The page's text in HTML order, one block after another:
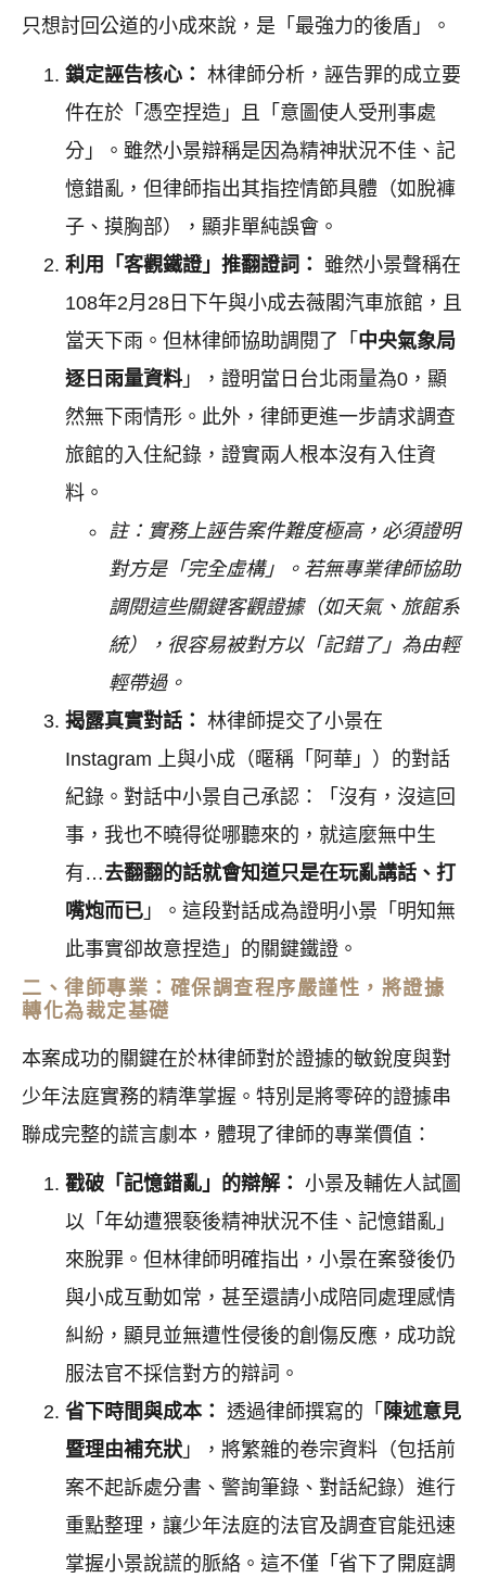
只想討回公道的小成來說，是「最強力的後盾」。
鎖定誣告核心： 林律師分析，誣告罪的成立要
件在於「憑空捏造」且「意圖使人受刑事處
分」。雖然小景辯稱是因為精神狀況不佳、記
憶錯亂，但律師指出其指控情節具體（如脫褲
子、摸胸部），顯非單純誤會。
利用「客觀鐵證」推翻證詞：
雖然小景聲稱在
108年2月28日下午與小成去薇閣汽車旅館，且
當天下雨。但林律師協助調閱了「 中央氣象局
逐日雨量資料」，證明當日台北雨量為0，顯
然無下雨情形。此外，律師更進一步請求調查
旅館的入住紀錄，證實兩人根本沒有入住資
料。
註：實務上誣告案件難度極高，必須證明
對方是「完全虛構」。若無專業律師協助
調閱這些關鍵客觀證據（如天氣、旅館系
統），很容易被對方以「記錯了」為由輕
輕帶過。
揭露真實對話： 林律師提交了小景在
Instagram 上與小成（暱稱「阿華」）的對話
紀錄。對話中小景自己承認：「沒有，沒這回
事，我也不曉得從哪聽來的，就這麼無中生
有…去翻翻的話就會知道只是在玩亂講話、打
嘴炮而已 」。這段對話成為證明小景「明知無
此事實卻故意捏造」的關鍵鐵證。
二、律師專業：確保調查程序嚴謹性，將證據
轉化為裁定基礎
本案成功的關鍵在於林律師對於證據的敏銳度與對
少年法庭實務的精準掌握。特別是將零碎的證據串
聯成完整的謊言劇本，體現了律師的專業價值：
戳破「記憶錯亂」的辯解： 小景及輔佐人試圖
以「年幼遭猥褻後精神狀況不佳、記憶錯亂」
來脫罪。但林律師明確指出，小景在案發後仍
與小成互動如常，甚至還請小成陪同處理感情
糾紛，顯見並無遭性侵後的創傷反應，成功說
服法官不採信對方的辯詞。
省下時間與成本： 透過律師撰寫的「 陳述意見
暨理由補充狀 」，將繁雜的卷宗資料（包括前
案不起訴處分書、警詢筆錄、對話紀錄）進行
重點整理，讓少年法庭的法官及調查官能迅速
掌握小景說謊的脈絡。這不僅「省下了開庭調